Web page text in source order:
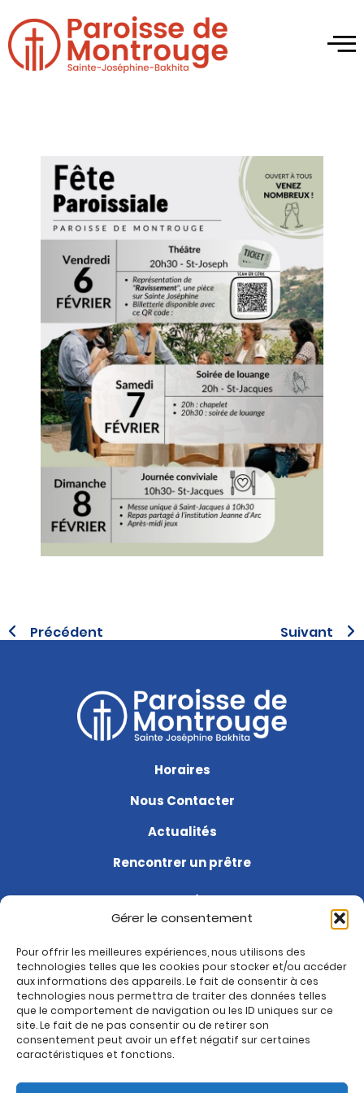
Gérer le consentement
Pour offrir les meilleures expériences, nous utilisons des
technologies telles que les cookies pour stocker et/ou accéder
aux informations des appareils. Le fait de consentir à ces
technologies nous permettra de traiter des données telles
que le comportement de navigation ou les ID uniques sur ce
site. Le fait de ne pas consentir ou de retirer son
consentement peut avoir un effet négatif sur certaines
caractéristiques et fonctions.
Précédent Suivant
Horaires
Nous Contacter
Actualités
Rencontrer un prêtre
Agenda
Questions fréquentes
Je suis nouveau
Rejoignez-nous sur :
Paroisse de Montrouge